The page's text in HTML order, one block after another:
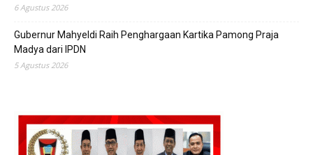
6 Agustus 2026
Gubernur Mahyeldi Raih Penghargaan Kartika Pamong Praja
Madya dari IPDN
5 Agustus 2026